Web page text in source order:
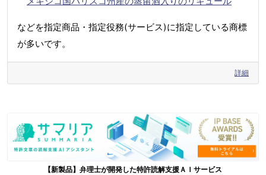
などを指定商品・指定役務(サービス)に指定している商標
が多いです。
詳細
【新製品】弁理士が開発した特許読解支援ＡＩサービス